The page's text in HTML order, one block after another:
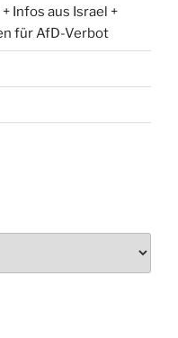
Infos aus Israel +
für AfD-Verbot